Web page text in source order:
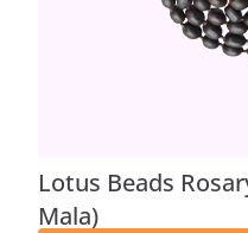
Lotus Beads
Mala)